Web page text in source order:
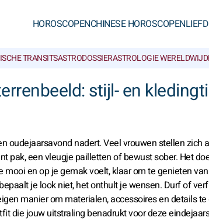
HOROSCOPENCHINESE HOROSCOPEN
TRANSITSASTRODOSSIERASTROLOGIE WERELDWIJD
stijl- en
oudejaarsavond nadert. Veel vrouwen stellen zich
pak, een vleugje pailletten of bewust sober. Het
en op je gemak voelt, klaar om te genieten
je look niet, het onthult je wensen. Durf of
manier om materialen, accessoires en details
die jouw uitstraling benadrukt voor deze